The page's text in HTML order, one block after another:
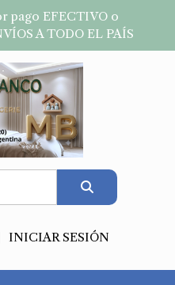
pago EFECTIVO o
A TODO EL PAÍS
INICIAR SESIÓN